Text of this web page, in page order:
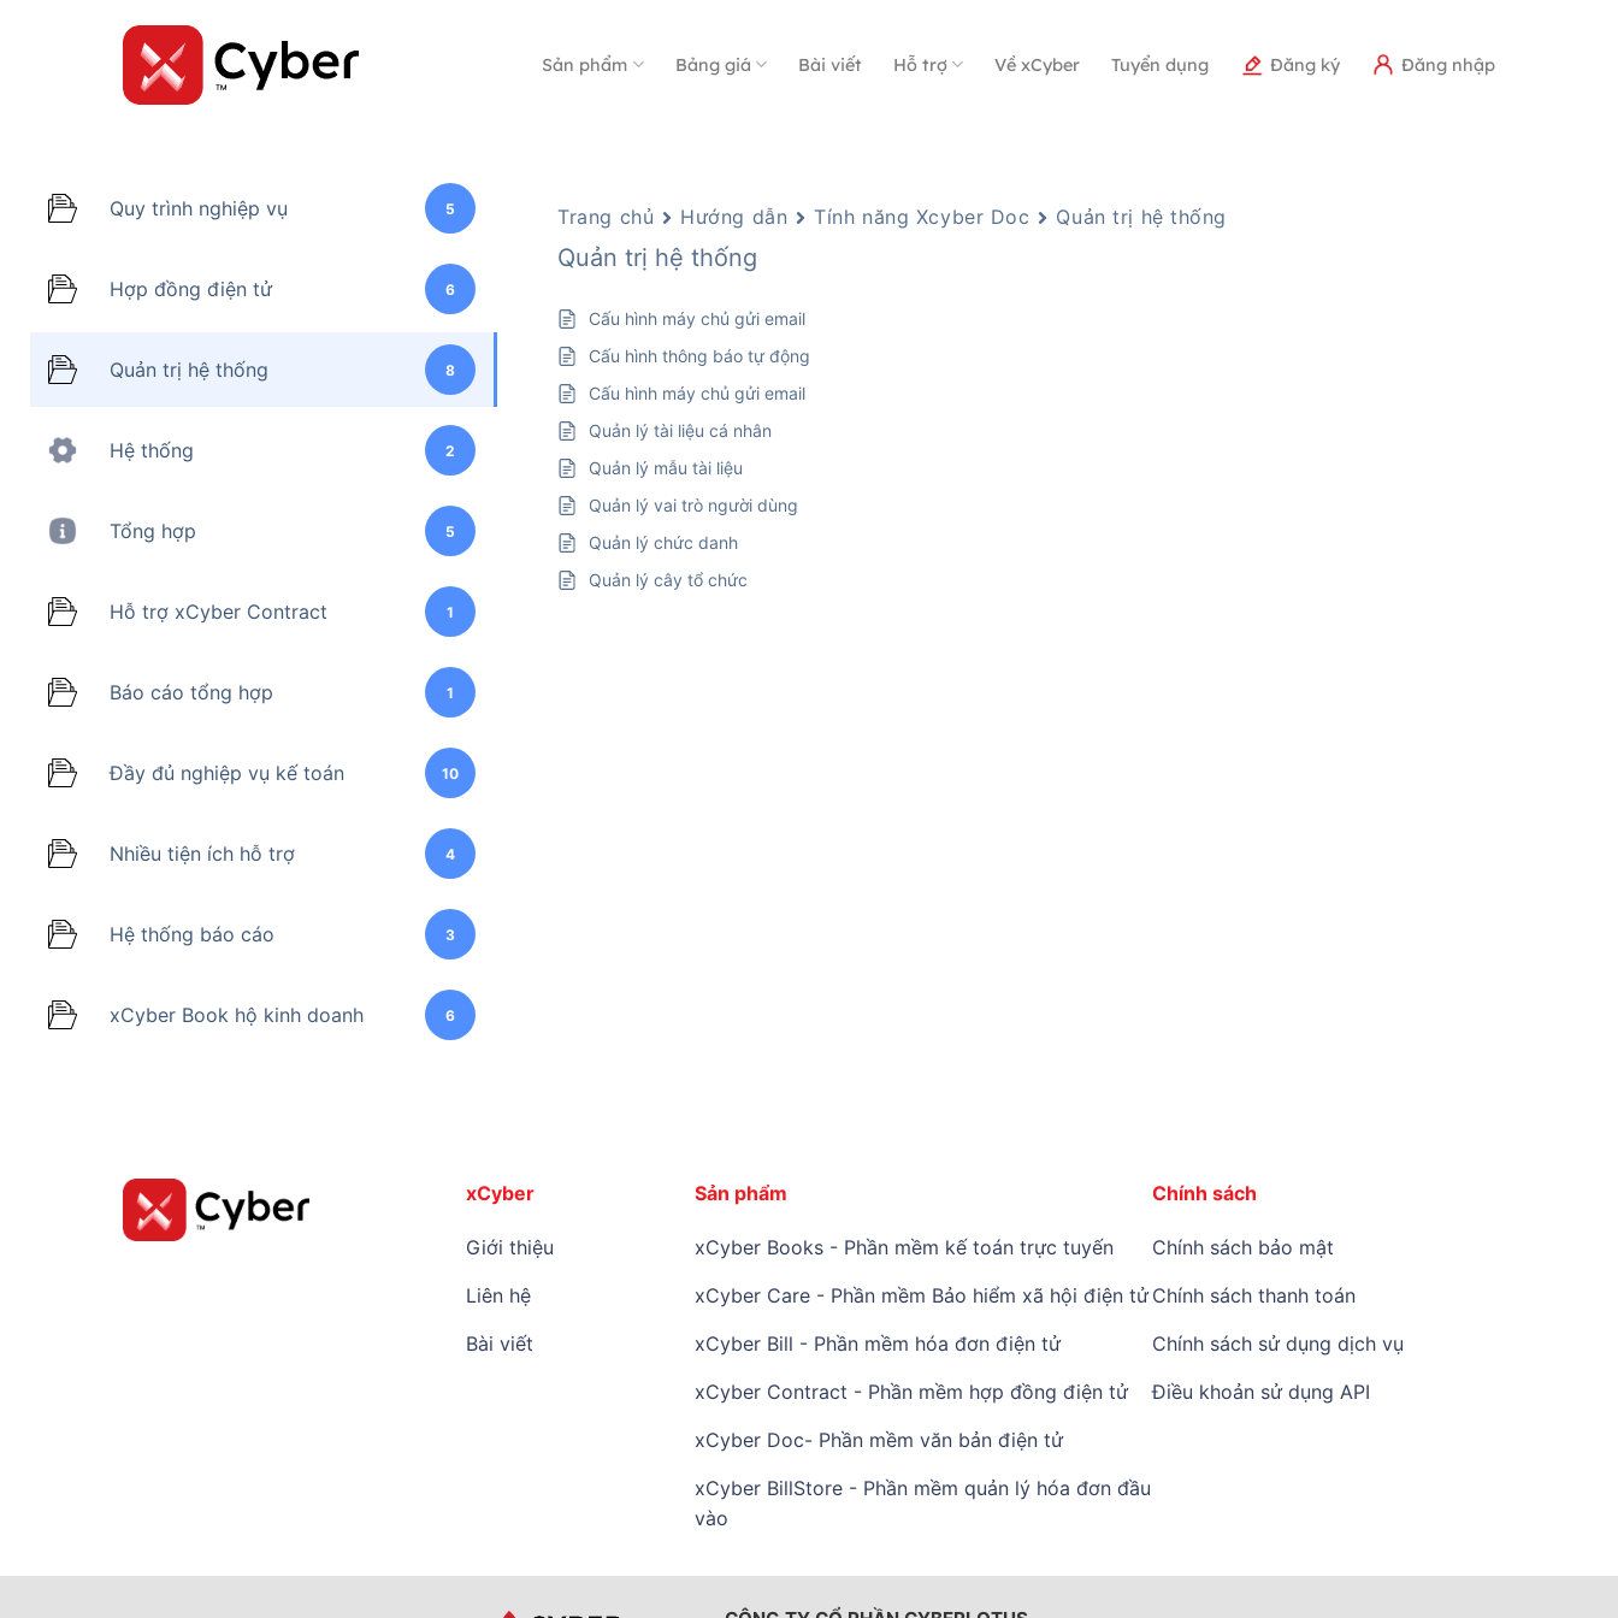
Sản phẩm Bảng giá Bài viết Hỗ trợ Về xCyber Tuyển dụng Đăng ký Đăng nhập
Quy trình nghiệp vụ 5
Hợp đồng điện tử 6
Quản trị hệ thống 8
Hệ thống 2
Tổng hợp 5
Hỗ trợ xCyber Contract 1
Báo cáo tổng hợp 1
Đầy đủ nghiệp vụ kế toán 10
Nhiều tiện ích hỗ trợ 4
Hệ thống báo cáo 3
xCyber Book hộ kinh doanh 6
Trang chủ Hướng dẫn Tính năng Xcyber Doc Quản trị hệ thống
Quản trị hệ thống
Cấu hình máy chủ gửi email
Cấu hình thông báo tự động
Cấu hình máy chủ gửi email
Quản lý tài liệu cá nhân
Quản lý mẫu tài liệu
Quản lý vai trò người dùng
Quản lý chức danh
Quản lý cây tổ chức
xCyber
Giới thiệu
Liên hệ
Bài viết
Sản phẩm
xCyber Books - Phần mềm kế toán trực tuyến
xCyber Care - Phần mềm Bảo hiểm xã hội điện tử
xCyber Bill - Phần mềm hóa đơn điện tử
xCyber Contract - Phần mềm hợp đồng điện tử
xCyber Doc- Phần mềm văn bản điện tử
xCyber BillStore - Phần mềm quản lý hóa đơn đầu
vào
Chính sách
Chính sách bảo mật
Chính sách thanh toán
Chính sách sử dụng dịch vụ
Điều khoản sử dụng API